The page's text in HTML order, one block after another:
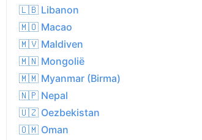
Plaatselijk
regen in de
30.8°C
27.8°C
🇱🇧 Libanon
🇲🇴 Macao
🇲🇻 Maldiven
🇲🇳 Mongolië
🇲🇲 Myanmar (Birma)
🇳🇵 Nepal
🇺🇿 Oezbekistan
🇴🇲 Oman